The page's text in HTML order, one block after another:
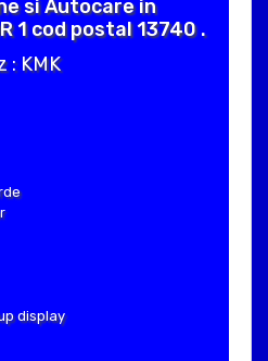
si Autocare in
1 cod postal 13740 .
: KMK
display